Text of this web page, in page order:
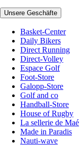
Unsere Geschäfte
Basket-Center
Daily Bikers
Direct Running
Direct-Volley
Espace Golf
Foot-Store
Galopp-Store
Golf and co
Handball-Store
House of Rugby
La sellerie de Maé
Made in Paradis
Nauti-wave